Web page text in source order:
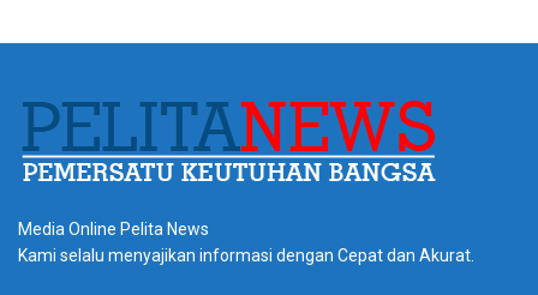
Media Online Pelita News
Kami selalu menyajikan informasi dengan Cepat dan Akurat.